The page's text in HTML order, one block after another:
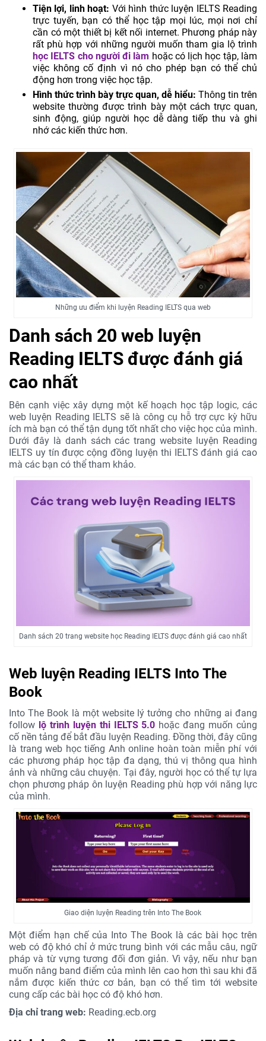
Tiện lợi, linh hoạt: Với hình thức luyện IELTS Reading
trực tuyến, bạn có thể học tập mọi lúc, mọi nơi chỉ
cần có một thiết bị kết nối internet. Phương pháp này
rất phù hợp với những người muốn tham gia lộ trình
học IELTS cho người đi làm hoặc có lịch học tập, làm
việc không cố định vì nó cho phép bạn có thể chủ
động hơn trong việc học tập.
Hình thức trình bày trực quan, dễ hiểu: Thông tin trên
website thường được trình bày một cách trực quan,
sinh động, giúp người học dễ dàng tiếp thu và ghi
nhớ các kiến thức hơn.
Những ưu điểm khi luyện Reading IELTS qua web
Danh sách 20 web luyện
Reading IELTS được đánh giá
cao nhất
Bên cạnh việc xây dựng một kế hoạch học tập logic, các
web luyện Reading IELTS sẽ là công cụ hỗ trợ cực kỳ hữu
ích mà bạn có thể tận dụng tốt nhất cho việc học của mình.
Dưới đây là danh sách các trang website luyện Reading
IELTS uy tín được cộng đồng luyện thi IELTS đánh giá cao
mà các bạn có thể tham khảo.
Danh sách 20 trang website học Reading IELTS được đánh giá cao nhất
Web luyện Reading IELTS Into The
Book
Into The Book là một website lý tưởng cho những ai đang
follow lộ trình luyện thi IELTS 5.0 hoặc đang muốn củng
cố nền tảng để bắt đầu luyện Reading. Đồng thời, đây cũng
là trang web học tiếng Anh online hoàn toàn miễn phí với
các phương pháp học tập đa dạng, thú vị thông qua hình
ảnh và những câu chuyện. Tại đây, người học có thể tự lựa
chọn phương pháp ôn luyện Reading phù hợp với năng lực
của mình.
Giao diện luyện Reading trên Into The Book
Một điểm hạn chế của Into The Book là các bài học trên
web có độ khó chỉ ở mức trung bình với các mẫu câu, ngữ
pháp và từ vựng tương đối đơn giản. Vì vậy, nếu như bạn
muốn nâng band điểm của mình lên cao hơn thì sau khi đã
nắm được kiến thức cơ bản, bạn có thể tìm tới website
cung cấp các bài học có độ khó hơn.
Địa chỉ trang web: Reading.ecb.org